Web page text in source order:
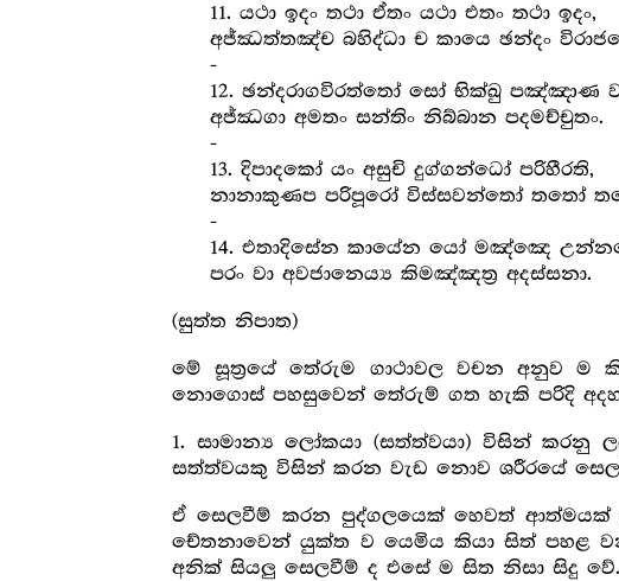
11. යථා ඉදං තථා ඒතං යථා එතං තථා ඉදං,
අජ්ඣත්තඤ්ච බහිද්ධා ච කායෙ ඡන්දං
-
12. ඡන්දරාගවිරත්තෝ සෝ භික්ඛු පඤ්ඤාණ
අජ්ඣගා අමතං සන්තිං නිබ්බාන පදමච්චුතං.
-
13. දිපාදකෝ යං අසුචි දුග්ගන්ධෝ පරිහීරති,
නානාකුණප පරිපූරෝ විස්සවන්තෝ තතෝ
-
14. එතාදිසේන කායේන යෝ මඤ්ඤෙ
පරං වා අවජානෙය්‍ය කිමඤ්ඤත්‍ර‍ අදස්සනා.
(සුත්ත නිපාත)
මේ සූත්‍රයේ තේරුම ගාථාවල වචන අනුව
නොගොස් පහසුවෙන් තේරුම් ගත හැකි පරිදි
1. සාමාන්‍ය ලෝකයා (සත්ත්වයා) විසින් කරනු
සත්ත්වයකු විසින් කරන වැඩ නොව ශරීරයේ
ඒ සෙලවීම් කරන පුද්ගලයෙක් හෙවත් ආත්මයක්
චේතනාවෙන් යුක්ත ව යෙමිය කියා සිත් පහළ
අනික් සියලු සෙලවීම් ද එසේ ම සිත නිසා සිදු